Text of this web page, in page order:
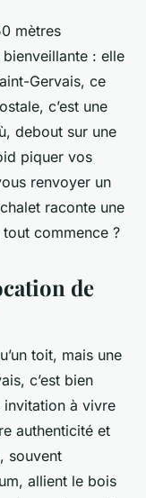
mètres
bienveillante : elle
Gervais, ce
c’est une
debout sur une
piquer vos
renvoyer un
raconte une
commence ?
de
toit, mais une
c’est bien
invitation à vivre
authenticité et
souvent
allient le bois